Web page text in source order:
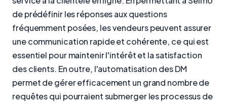
de prédéfinir les réponses aux questions
fréquemment posées, les vendeurs peuvent assurer
une communication rapide et cohérente, ce qui est
essentiel pour maintenir l'intérêt et la satisfaction
des clients. En outre, l'automatisation des DM
permet de gérer efficacement un grand nombre de
requêtes qui pourraient submerger les processus de